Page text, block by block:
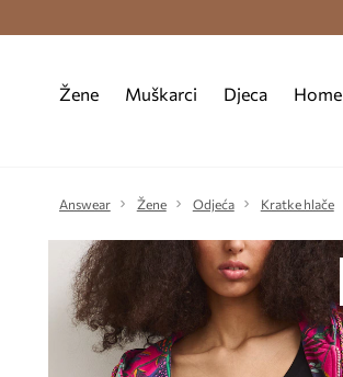
Žene Muškarci Djeca Home
Answear Žene Odjeća Kratke hlače